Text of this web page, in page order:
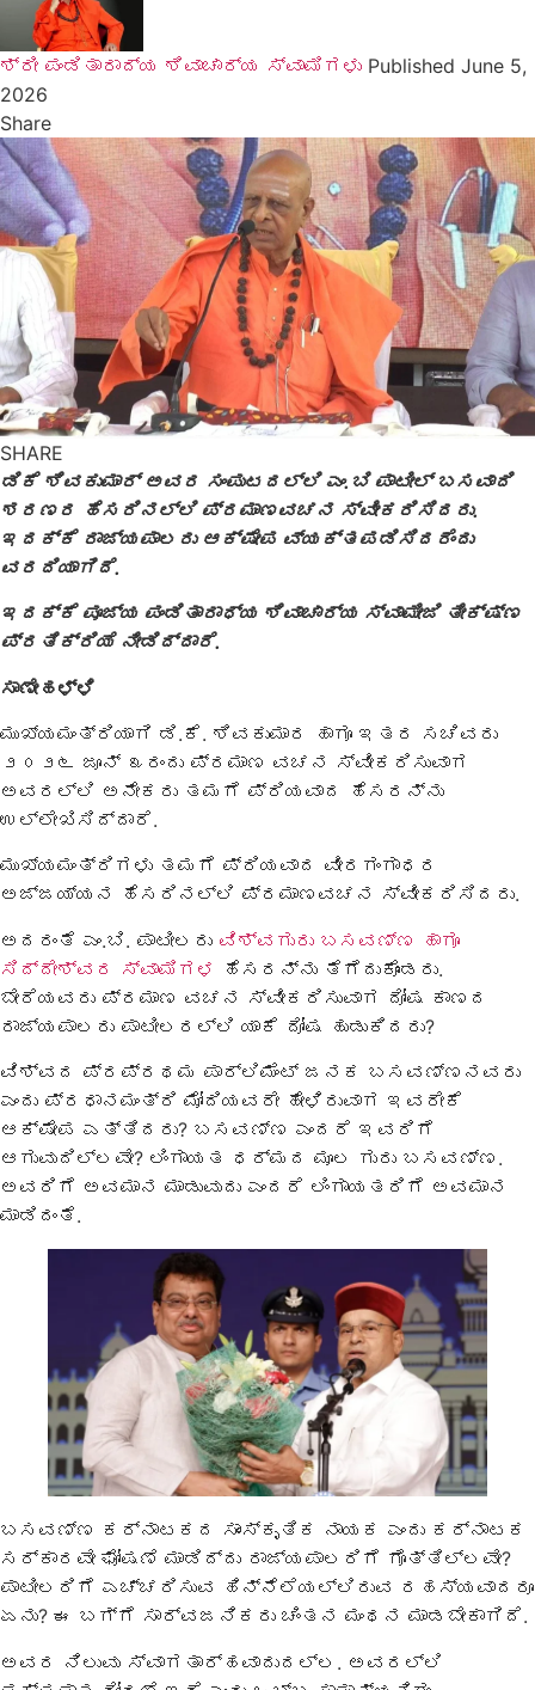
ಶ್ರೀ ಪಂಡಿತಾರಾದ್ಯ ಶಿವಾಚಾರ್ಯ ಸ್ವಾಮಿಗಳು Published June 5,
2026
Share
SHARE
ಡಿಕೆ ಶಿವಕುಮಾರ್​ ಅವರ ಸಂಪುಟದಲ್ಲಿ ಎಂ.ಬಿ ಪಾಟೀಲ್ ಬಸವಾದಿ
ಶರಣರ ಹೆಸರಿನಲ್ಲಿ ಪ್ರಮಾಣವಚನ ಸ್ವೀಕರಿಸಿದರು.
ಇದಕ್ಕೆ ರಾಜ್ಯಪಾಲರು ಆಕ್ಷೇಪ ವ್ಯಕ್ತಪಡಿಸಿದರೆಂದು
ವರದಿಯಾಗಿದೆ.
ಇದಕ್ಕೆ ಪೂಜ್ಯ ಪಂಡಿತಾರಾಧ್ಯ ಶಿವಾಚಾರ್ಯ ಸ್ವಾಮೀಜಿ ತೀಕ್ಷ್ಣ
ಪ್ರತಿಕ್ರಿಯೆ ನೀಡಿದ್ದಾರೆ.
ಸಾಣೇಹಳ್ಳಿ
ಮುಖ್ಯಮಂತ್ರಿಯಾಗಿ ಡಿ.ಕೆ. ಶಿವಕುಮಾರ ಹಾಗೂ ಇತರ ಸಚಿವರು
೨೦೨೬ ಜೂನ್ ೩ರಂದು ಪ್ರಮಾಣ ವಚನ ಸ್ವೀಕರಿಸುವಾಗ
ಅವರಲ್ಲಿ ಅನೇಕರು ತಮಗೆ ಪ್ರಿಯವಾದ ಹೆಸರನ್ನು
ಉಲ್ಲೇಖಿಸಿದ್ದಾರೆ.
ಮುಖ್ಯಮಂತ್ರಿಗಳು ತಮಗೆ ಪ್ರಿಯವಾದ ವೀರಗಂಗಾಧರ
ಅಜ್ಜಯ್ಯನ ಹೆಸರಿನಲ್ಲಿ ಪ್ರಮಾಣವಚನ ಸ್ವೀಕರಿಸಿದರು.
ಅದರಂತೆ ಎಂ.ಬಿ. ಪಾಟೀಲರು ವಿಶ್ವಗುರು ಬಸವಣ್ಣ ಹಾಗೂ
ಸಿದ್ದೇಶ್ವರ ಸ್ವಾಮಿಗಳ
ಹೆಸರನ್ನು ತೆಗೆದುಕೊಂಡರು.
ಬೇರೆಯವರು ಪ್ರಮಾಣ ವಚನ ಸ್ವೀಕರಿಸುವಾಗ ದೋಷ ಕಾಣದ
ರಾಜ್ಯಪಾಲರು ಪಾಟೀಲರಲ್ಲಿ ಯಾಕೆ ದೋಷ ಹುಡುಕಿದರು?
ವಿಶ್ವದ ಪ್ರಪ್ರಥಮ ಪಾರ್ಲಿಮೆಂಟ್ ಜನಕ ಬಸವಣ್ಣನವರು
ಎಂದು ಪ್ರಧಾನಮಂತ್ರಿ ಮೋದಿಯವರೇ ಹೇಳಿರುವಾಗ ಇವರೇಕೆ
ಆಕ್ಷೇಪ ಎತ್ತಿದರು? ಬಸವಣ್ಣ ಎಂದರೆ ಇವರಿಗೆ
ಆಗುವುದಿಲ್ಲವೇ? ಲಿಂಗಾಯತ ಧರ್ಮದ ಮೂಲ ಗುರು ಬಸವಣ್ಣ.
ಅವರಿಗೆ ಅವಮಾನ ಮಾಡುವುದು ಎಂದರೆ ಲಿಂಗಾಯತರಿಗೆ ಅವಮಾನ
ಮಾಡಿದಂತೆ.
ಬಸವಣ್ಣ ಕರ್ನಾಟಕದ ಸಾಂಸ್ಕೃತಿಕ ನಾಯಕ ಎಂದು ಕರ್ನಾಟಕ
ಸರ್ಕಾರವೇ ಘೋಷಣೆ ಮಾಡಿದ್ದು ರಾಜ್ಯಪಾಲರಿಗೆ ಗೊತ್ತಿಲ್ಲವೇ?
ಪಾಟೀಲರಿಗೆ ಎಚ್ಚರಿಸುವ ಹಿನ್ನೆಲೆಯಲ್ಲಿರುವ ರಹಸ್ಯವಾದರೂ
ಏನು? ಈ ಬಗ್ಗೆ ಸಾರ್ವಜನಿಕರು ಚಿಂತನ ಮಂಥನ ಮಾಡಬೇಕಾಗಿದೆ.
ಅವರ ನಿಲುವು ಸ್ವಾಗತಾರ್ಹವಾದುದಲ್ಲ. ಅವರಲ್ಲಿ